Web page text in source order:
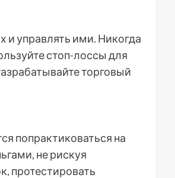
и управлять ими. Никогда
стоп-лоссы для
торговый
попрактиковаться на
не рискуя
протестировать